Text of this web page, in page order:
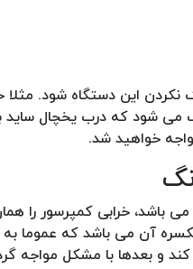
نکردن این دستگاه شود.
می شود که درب یخچال ساید
خواهید شد.
خرابی کمپرسور را
آن می باشد که عموما به
و بعدها با مشکل مواجه